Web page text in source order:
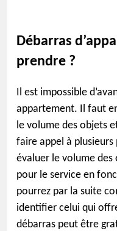
Débarras
prendre ?
Il est impossible
appartement. Il faut
le volume des objets
faire appel à plusieurs
évaluer le volume
pour le service en
pourrez par la suite
identifier celui qui
débarras peut être